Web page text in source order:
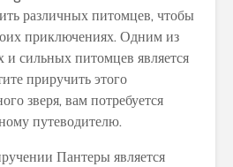
различных питомцев, чтобы
приключениях. Одним из
сильных питомцев является
приручить этого
зверя, вам потребуется
путеводителю.
Пантеры является